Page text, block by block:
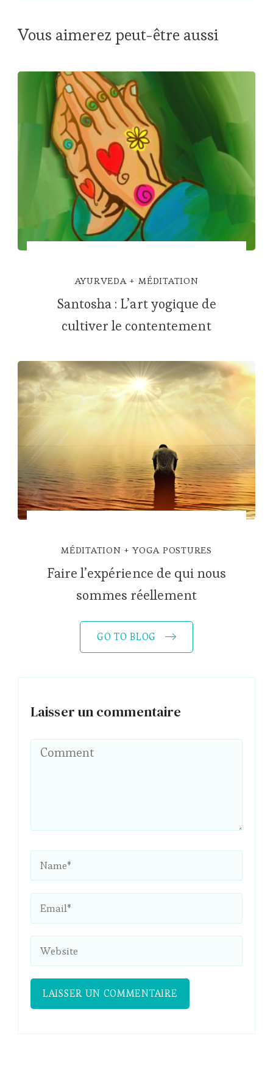
Vous aimerez peut-être aussi
AYURVEDA MÉDITATION
Santosha : L’art yogique de
cultiver le contentement
MÉDITATION YOGA POSTURES
Faire l’expérience de qui nous
sommes réellement
GO TO BLOG
Laisser un commentaire